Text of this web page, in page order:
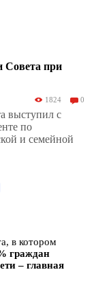
Совета при
1824 0
выступил с
по
и семейной
в котором
граждан
– главная